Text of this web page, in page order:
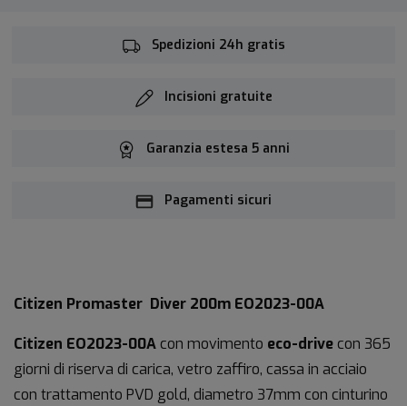
Spedizioni 24h gratis
Incisioni gratuite
Garanzia estesa 5 anni
Pagamenti sicuri
Citizen Promaster Diver 200m EO2023-00A
Citizen EO2023-00Acon movimento eco-drivecon 365
giorni di riserva di carica, vetro zaffiro, cassa in acciaio
con trattamento PVD gold, diametro 37mm con cinturino